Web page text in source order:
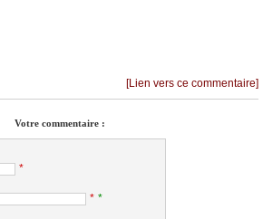
[Lien vers ce commentaire]
Votre commentaire :
*
* *